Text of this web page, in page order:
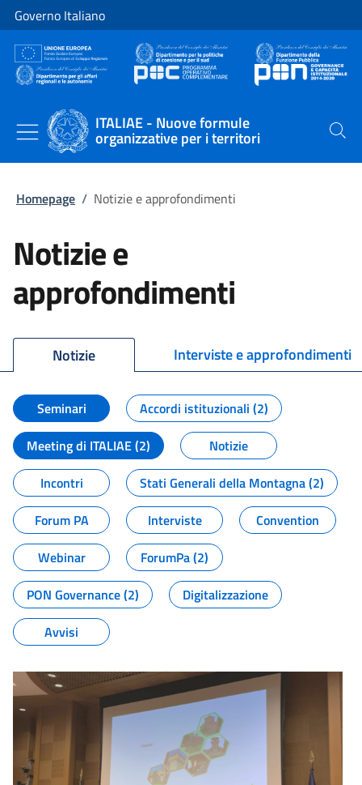
Vai al contenuto
Vai alla navigazione del sito
Governo Italiano
ITALIAE - Nuove formule
organizzative per i territori Cerca
Homepage / Notizie e approfondimenti
Notizie e
approfondimenti
Notizie Interviste e approfondimenti
Seminari
Accordi istituzionali (2)
Meeting di ITALIAE (2)
Notizie
Incontri
Stati Generali della Montagna (2)
Forum PA
Interviste
Convention
Webinar
ForumPa (2)
PON Governance (2)
Digitalizzazione
Avvisi